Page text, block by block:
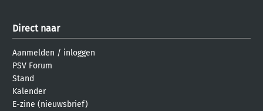
Direct naar
Aanmelden / inloggen
PSV Forum
Stand
Kalender
E-zine (nieuwsbrief)